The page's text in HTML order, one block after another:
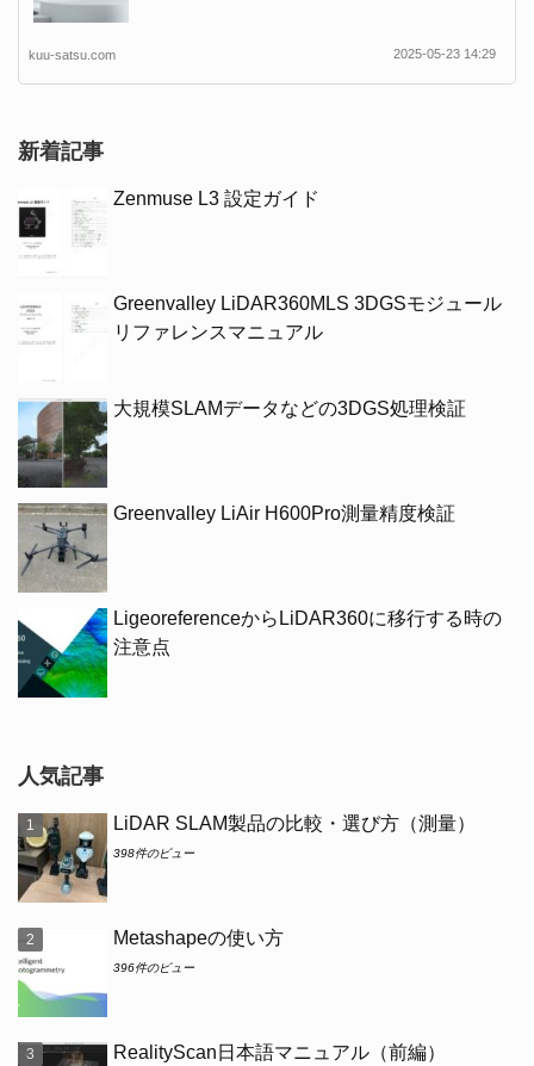
kuu-satsu.com 2025-05-23 14:29
新着記事
Zenmuse L3 設定ガイド
Greenvalley LiDAR360MLS 3DGSモジュール
リファレンスマニュアル
大規模SLAMデータなどの3DGS処理検証
Greenvalley LiAir H600Pro測量精度検証
LigeoreferenceからLiDAR360に移行する時の
注意点
人気記事
LiDAR SLAM製品の比較・選び方（測量）
398件のビュー
Metashapeの使い方
396件のビュー
RealityScan日本語マニュアル（前編）